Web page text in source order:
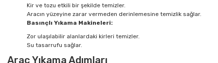
Kir ve tozu etkili bir şekilde temizler.
Aracın yüzeyine zarar vermeden derinlemesine temizlik sağlar.
Basınçlı Yıkama Makineleri:
Zor ulaşılabilir alanlardaki kirleri temizler.
Su tasarrufu sağlar.
Araç Yıkama Adımları